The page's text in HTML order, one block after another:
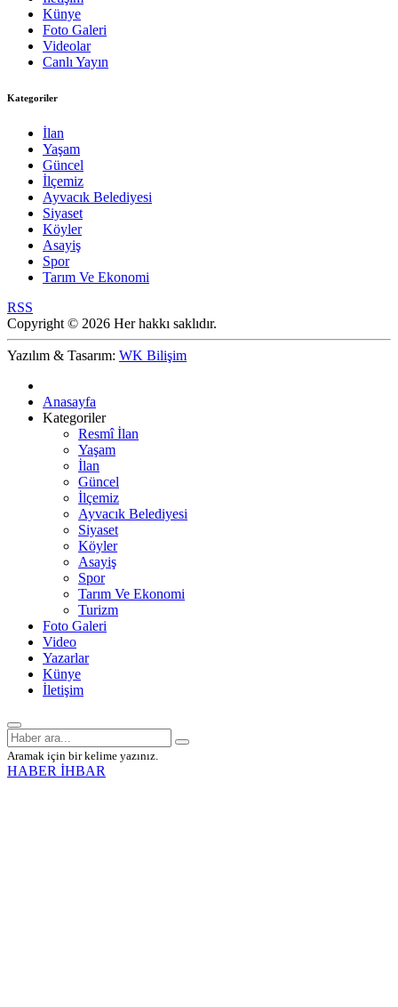
Künye
Foto Galeri
Videolar
Canlı Yayın
Kategoriler
İlan
Yaşam
Güncel
İlçemiz
Ayvacık Belediyesi
Siyaset
Köyler
Asayiş
Spor
Tarım Ve Ekonomi
RSS
Copyright © 2026 Her hakkı saklıdır.
Yazılım & Tasarım: WK Bilişim
Anasayfa
Kategoriler
Resmî İlan
Yaşam
İlan
Güncel
İlçemiz
Ayvacık Belediyesi
Siyaset
Köyler
Asayiş
Spor
Tarım Ve Ekonomi
Turizm
Foto Galeri
Video
Yazarlar
Künye
İletişim
Aramak için bir kelime yazınız.
HABER İHBAR